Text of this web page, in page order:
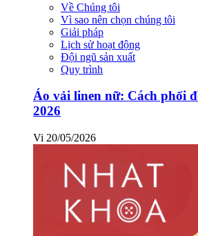
Về Chúng tôi
Vì sao nên chọn chúng tôi
Giải pháp
Lịch sử hoạt động
Đội ngũ sản xuất
Quy trình
Áo vải linen nữ: Cách phối
2026
Vi 20/05/2026